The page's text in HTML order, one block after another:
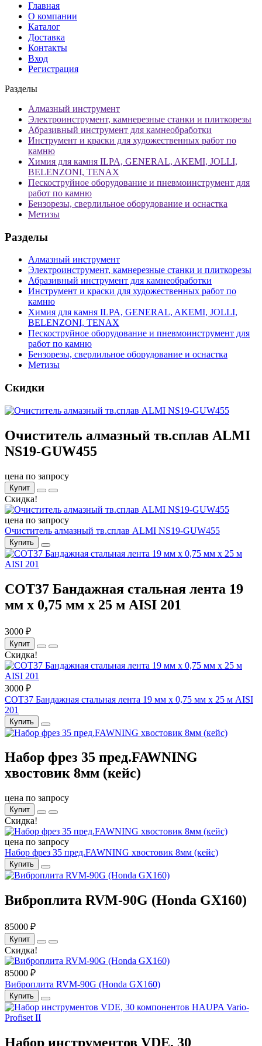
Главная
О компании
Каталог
Доставка
Контакты
Вход
Регистрация
Разделы
Алмазный инструмент
Электроинструмент, камнерезные станки и плиткорезы
Абразивный инструмент для камнеобработки
Инструмент и краски для художественных работ по
камню
Химия для камня ILPA, GENERAL, AKEMI, JOLLI,
BELENZONI, TENAX
Пескоструйное оборудование и пневмоинструмент для
работ по камню
Бензорезы, сверлильное оборудование и оснастка
Метизы
Разделы
Алмазный инструмент
Электроинструмент, камнерезные станки и плиткорезы
Абразивный инструмент для камнеобработки
Инструмент и краски для художественных работ по
камню
Химия для камня ILPA, GENERAL, AKEMI, JOLLI,
BELENZONI, TENAX
Пескоструйное оборудование и пневмоинструмент для
работ по камню
Бензорезы, сверлильное оборудование и оснастка
Метизы
Скидки
Очиститель алмазный тв.сплав ALMI
NS19-GUW455
цена по запросу
Купит
Скидка!
цена по запросу
Очиститель алмазный тв.сплав ALMI NS19-GUW455
Купить
COT37 Бандажная стальная лента 19
мм x 0,75 мм x 25 м AISI 201
3000 ₽
Купит
Скидка!
3000 ₽
COT37 Бандажная стальная лента 19 мм x 0,75 мм x 25 м AISI
201
Купить
Набор фрез 35 пред.FAWNING
хвостовик 8мм (кейс)
цена по запросу
Купит
Скидка!
цена по запросу
Набор фрез 35 пред.FAWNING хвостовик 8мм (кейс)
Купить
Виброплита RVM-90G (Honda GX160)
85000 ₽
Купит
Скидка!
85000 ₽
Виброплита RVM-90G (Honda GX160)
Купить
Набор инструментов VDE, 30